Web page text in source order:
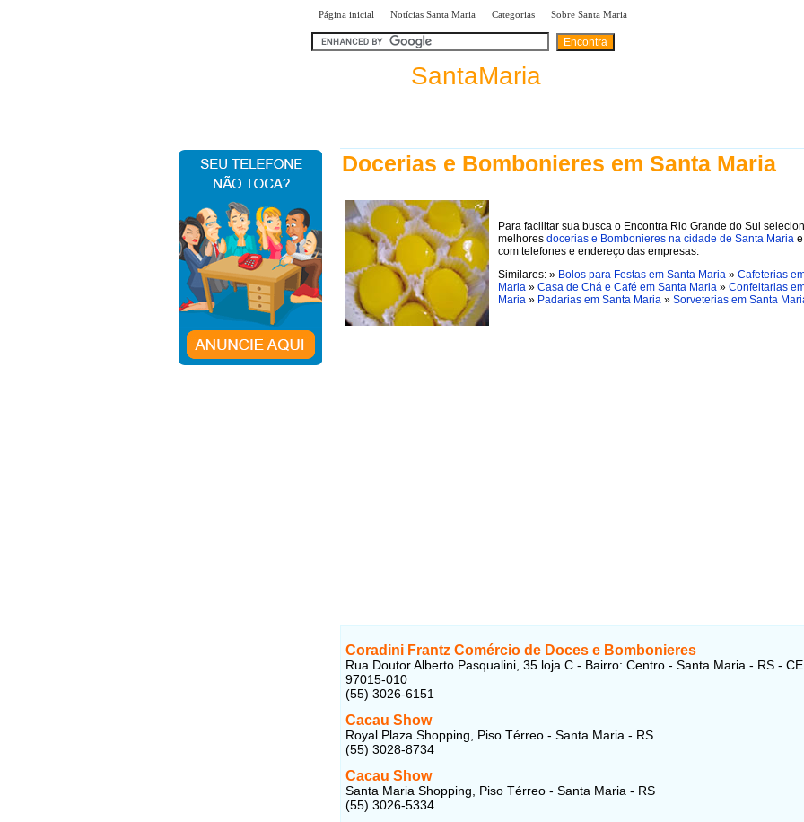
Página inicial Notícias Santa Maria Categorias Sobre Santa Maria
SantaMaria
Docerias e Bombonieres em Santa Maria
Para facilitar sua busca o Encontra Rio Grande do Sul
melhores docerias e Bombonieres na cidade de Santa Maria
com telefones e endereço das empresas.
Similares: » Bolos para Festas em Santa Maria » Cafeterias
Maria » Casa de Chá e Café em Santa Maria » Confeitarias
Maria » Padarias em Santa Maria » Sorveterias em Santa
Coradini Frantz Comércio de Doces e Bombonieres
Rua Doutor Alberto Pasqualini, 35 loja C - Bairro: Centro - Santa Maria - RS -
97015-010
(55) 3026-6151
Cacau Show
Royal Plaza Shopping, Piso Térreo - Santa Maria - RS
(55) 3028-8734
Cacau Show
Santa Maria Shopping, Piso Térreo - Santa Maria - RS
(55) 3026-5334